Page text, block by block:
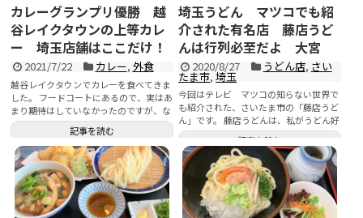
カレーグランプリ優勝 越
谷レイクタウンの上等カレ
ー 埼玉店舗はここだけ！
2021/7/22 カレー, 外食
越谷レイクタウンでカレーを食べてきま
した。 フードコートにあるので、実はあ
まり期待はしていなかったのですが、な
んと！カレー好き...
記事を読む
埼玉うどん マツコでも紹
介された有名店 藤店うど
んは行列必至だよ 大宮
2020/8/27 うどん店, さい
たま市,埼玉
今回はテレビ マツコの知らない世界で
も紹介された、さいたま市の「藤店うど
ん」です。 藤店うどんは、私がうどん好
きになったき...
記事を読む